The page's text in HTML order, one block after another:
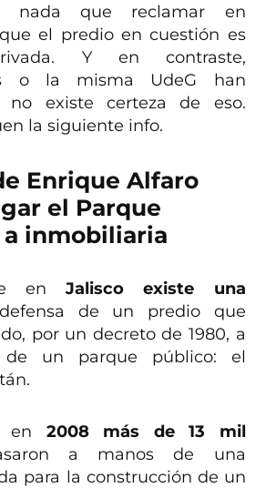
nada que reclamar en
el predio en cuestión es
Y en contraste,
o la misma UdeG han
no existe certeza de eso.
la siguiente info.
Enrique Alfaro
el Parque
inmobiliaria
enJalisco existe una
de un predio que
por un decreto de 1980, a
un parque público: el
en 2008 más de 13 mil
a manos de una
para la construcción de un